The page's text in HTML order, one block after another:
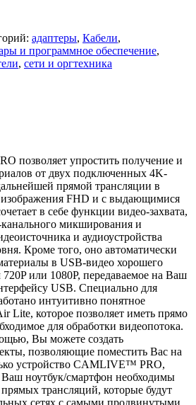
адаптеры, Кабели,
и программное обеспечение,
, сети и оргтехника
позволяет упростить получение и
от двух подключенных 4K-
прямой трансляции в
изображения FHD и с выдающимися
в себе функции видео-захвата,
микширования и
и аудиоустройства
Кроме того, оно автоматически
в USB-видео хорошего
720P или 1080P, передаваемое на Ваш
USB. Специально для
интуитивно понятное
Lite, которое позволяет иметь прямо
для обработки видеопотока.
Вы можете создать
позволяющие поместить Вас на
устройство CAMLIVE™ PRO,
ноутбук/смартфон необходимы
трансляций, которые будут
сетях с самыми продвинутыми